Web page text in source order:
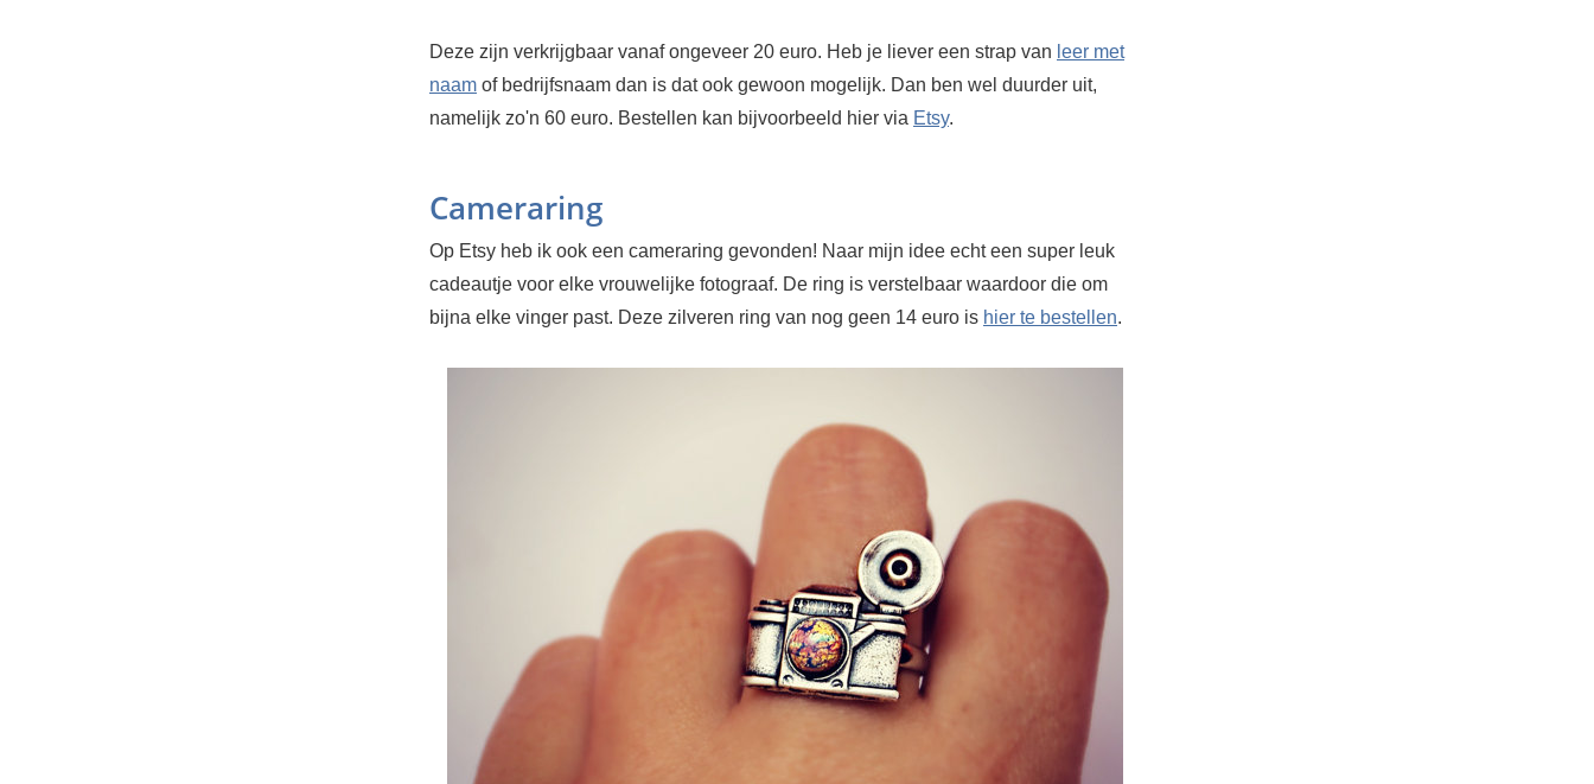
Deze zijn verkrijgbaar vanaf ongeveer 20 euro. Heb je liever een strap van leer met
naam of bedrijfsnaam dan is dat ook gewoon mogelijk. Dan ben wel duurder uit,
namelijk zo'n 60 euro. Bestellen kan bijvoorbeeld hier via Etsy.
Cameraring
Op Etsy heb ik ook een cameraring gevonden! Naar mijn idee echt een super leuk
cadeautje voor elke vrouwelijke fotograaf. De ring is verstelbaar waardoor die om
bijna elke vinger past. Deze zilveren ring van nog geen 14 euro is hier te bestellen.